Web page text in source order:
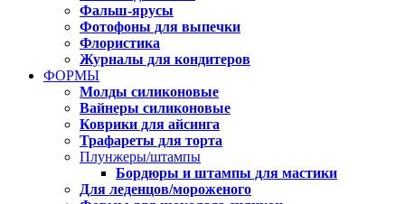
Фальш-ярусы
Фотофоны для выпечки
Флористика
Журналы для кондитеров
ФОРМЫ
Молды силиконовые
Вайнеры силиконовые
Коврики для айсинга
Трафареты для торта
Плунжеры/штампы
Бордюры и штампы для мастики
Для леденцов/мороженого